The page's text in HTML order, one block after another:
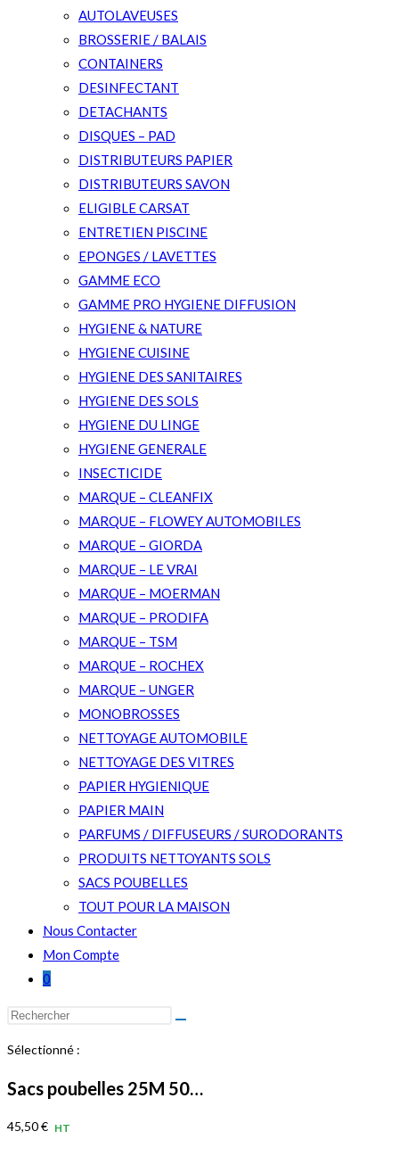
AUTOLAVEUSES
BROSSERIE / BALAIS
CONTAINERS
DESINFECTANT
DETACHANTS
DISQUES – PAD
DISTRIBUTEURS PAPIER
DISTRIBUTEURS SAVON
ELIGIBLE CARSAT
ENTRETIEN PISCINE
EPONGES / LAVETTES
GAMME ECO
GAMME PRO HYGIENE DIFFUSION
HYGIENE & NATURE
HYGIENE CUISINE
HYGIENE DES SANITAIRES
HYGIENE DES SOLS
HYGIENE DU LINGE
HYGIENE GENERALE
INSECTICIDE
MARQUE – CLEANFIX
MARQUE – FLOWEY AUTOMOBILES
MARQUE – GIORDA
MARQUE – LE VRAI
MARQUE – MOERMAN
MARQUE – PRODIFA
MARQUE – TSM
MARQUE – ROCHEX
MARQUE – UNGER
MONOBROSSES
NETTOYAGE AUTOMOBILE
NETTOYAGE DES VITRES
PAPIER HYGIENIQUE
PAPIER MAIN
PARFUMS / DIFFUSEURS / SURODORANTS
PRODUITS NETTOYANTS SOLS
SACS POUBELLES
TOUT POUR LA MAISON
Nous Contacter
Mon Compte
0
Rechercher
ce
site
Sélectionné :
Sacs poubelles 25M 50…
45,50€ HT